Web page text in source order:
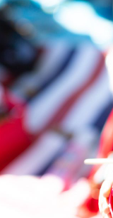
6年生